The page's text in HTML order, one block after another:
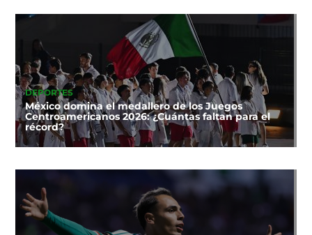
DEPORTES
México domina el medallero de los Juegos
Centroamericanos 2026: ¿Cuántas faltan para el
récord?